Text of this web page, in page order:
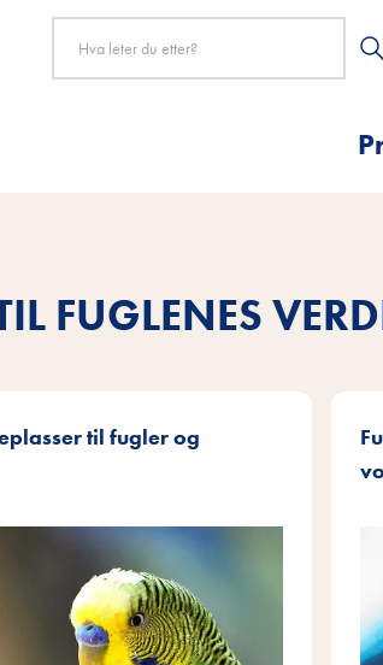
FUGLENES
til fugler og